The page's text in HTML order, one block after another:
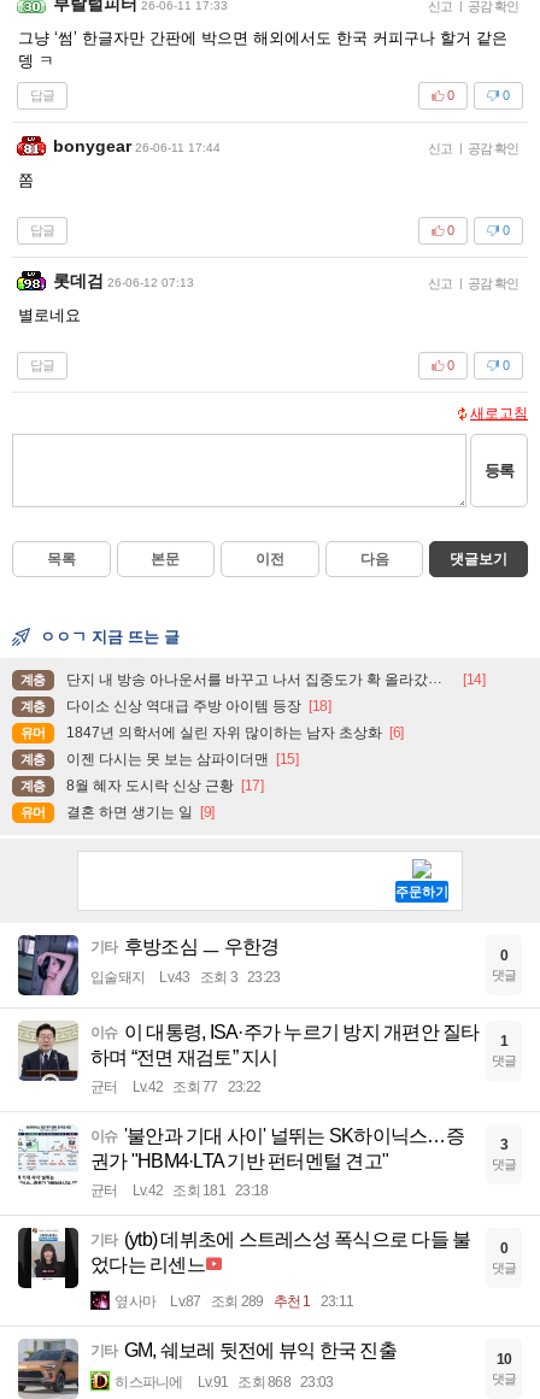
26-06-11 17:33 신고 | 공감 확인
그냥 ‘썸’ 한글자만 간판에 박으면 해외에서도 한국 커피구나 할거 같은
뎅 ㅋ
답글 0
0
bonygear 26-06-11 17:44 신고 | 공감 확인
쫌
답글 0
0
롯데검 26-06-12 07:13 신고 | 공감 확인
별로네요
답글 0
0
새로고침
등록
목록 본문 이전 다음 댓글보기
ㅇㅇㄱ 지금 뜨는 글
계층 단지 내 방송 아나운서를 바꾸고 나서 집중도가 확 올라갔다는 한 아파트의 안내방송 [14]
계층 다이소 신상 역대급 주방 아이템 등장 [18]
유머 1847년 의학서에 실린 자위 많이하는 남자 초상화 [6]
계층 이젠 다시는 못 보는 삼파이더맨 [15]
계층 8월 혜자 도시락 신상 근황 [17]
유머 결혼 하면 생기는 일 [9]
기타 후방조심 ㅡ 우한경
입술돼지 Lv.43 조회 3 23:23
0
댓글
이슈 이 대통령, ISA·주가 누르기 방지 개편안 질타
하며 “전면 재검토” 지시
균터 Lv.42 조회 77 23:22
1
댓글
이슈 '불안과 기대 사이' 널뛰는 SK하이닉스…증
권가 "HBM4·LTA 기반 펀터멘털 견고"
균터 Lv.42 조회 181 23:18
3
댓글
기타 (ytb) 데뷔초에 스트레스성 폭식으로 다들 불
었다는 리센느
옆사마 Lv.87 조회 289 추천 1 23:11
0
댓글
기타 GM, 쉐보레 뒷전에 뷰익 한국 진출
히스파니에 Lv.91 조회 868 23:03
10
댓글